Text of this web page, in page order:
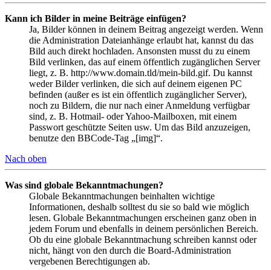
Kann ich Bilder in meine Beiträge einfügen?
Ja, Bilder können in deinem Beitrag angezeigt werden. Wenn
die Administration Dateianhänge erlaubt hat, kannst du das
Bild auch direkt hochladen. Ansonsten musst du zu einem
Bild verlinken, das auf einem öffentlich zugänglichen Server
liegt, z. B. http://www.domain.tld/mein-bild.gif. Du kannst
weder Bilder verlinken, die sich auf deinem eigenen PC
befinden (außer es ist ein öffentlich zugänglicher Server),
noch zu Bildern, die nur nach einer Anmeldung verfügbar
sind, z. B. Hotmail- oder Yahoo-Mailboxen, mit einem
Passwort geschützte Seiten usw. Um das Bild anzuzeigen,
benutze den BBCode-Tag „[img]“.
Nach oben
Was sind globale Bekanntmachungen?
Globale Bekanntmachungen beinhalten wichtige
Informationen, deshalb solltest du sie so bald wie möglich
lesen. Globale Bekanntmachungen erscheinen ganz oben in
jedem Forum und ebenfalls in deinem persönlichen Bereich.
Ob du eine globale Bekanntmachung schreiben kannst oder
nicht, hängt von den durch die Board-Administration
vergebenen Berechtigungen ab.